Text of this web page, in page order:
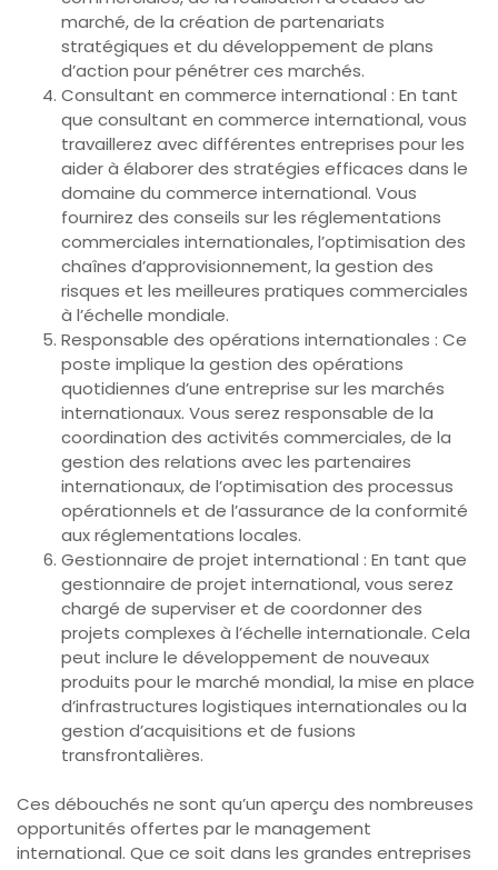
marché, de la création de partenariats
stratégiques et du développement de plans
d’action pour pénétrer ces marchés.
Consultant en commerce international : En tant
que consultant en commerce international, vous
travaillerez avec différentes entreprises pour les
aider à élaborer des stratégies efficaces dans le
domaine du commerce international. Vous
fournirez des conseils sur les réglementations
commerciales internationales, l’optimisation des
chaînes d’approvisionnement, la gestion des
risques et les meilleures pratiques commerciales
à l’échelle mondiale.
Responsable des opérations internationales : Ce
poste implique la gestion des opérations
quotidiennes d’une entreprise sur les marchés
internationaux. Vous serez responsable de la
coordination des activités commerciales, de la
gestion des relations avec les partenaires
internationaux, de l’optimisation des processus
opérationnels et de l’assurance de la conformité
aux réglementations locales.
Gestionnaire de projet international : En tant que
gestionnaire de projet international, vous serez
chargé de superviser et de coordonner des
projets complexes à l’échelle internationale. Cela
peut inclure le développement de nouveaux
produits pour le marché mondial, la mise en place
d’infrastructures logistiques internationales ou la
gestion d’acquisitions et de fusions
transfrontalières.
Ces débouchés ne sont qu’un aperçu des nombreuses
opportunités offertes par le management
international. Que ce soit dans les grandes entreprises